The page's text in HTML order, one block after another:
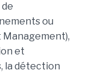
ou
Management),
et
la détection